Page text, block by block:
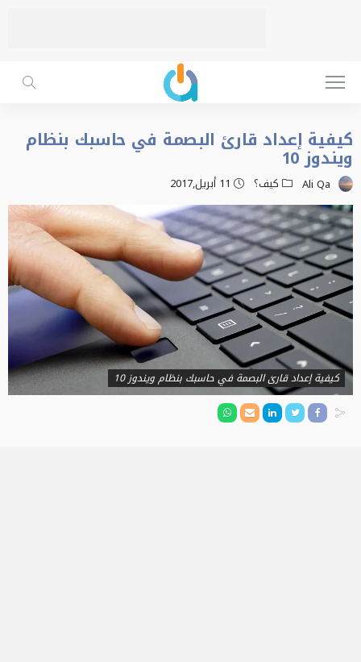
كيفية إعداد قارئ البصمة في حاسبك بنظام
ويندوز 10
Ali Qa كيف؟ 11 أبريل,2017
كيفية إعداد قارئ البصمة في حاسبك بنظام ويندوز 10